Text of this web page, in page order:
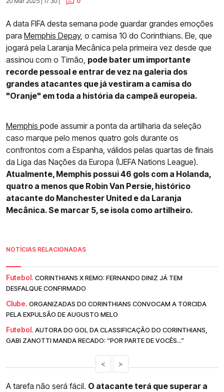
A data FIFA desta semana pode guardar grandes emoções
para Memphis Depay, o camisa 10 do Corinthians. Ele, que
jogará pela Laranja Mecânica pela primeira vez desde que
assinou com o Timão, pode bater um importante
recorde pessoal e entrar de vez na galeria dos
grandes atacantes que já vestiram a camisa do
"Oranje" em toda a história da campeã europeia.
Memphis pode assumir a ponta da artilharia da seleção
caso marque pelo menos quatro gols durante os
confrontos com a Espanha, válidos pelas quartas de finais
da Liga das Nações da Europa (UEFA Nations League).
Atualmente, Memphis possui 46 gols com a Holanda,
quatro a menos que Robin Van Persie, histórico
atacante do Manchester United e da Laranja
Mecânica. Se marcar 5, se isola como artilheiro.
NOTÍCIAS RELACIONADAS
Futebol. CORINTHIANS X REMO: FERNANDO DINIZ JÁ TEM
DESFALQUE CONFIRMADO
Clube. ORGANIZADAS DO CORINTHIANS CONVOCAM A TORCIDA
PELA EXPULSÃO DE AUGUSTO MELO
Futebol. AUTORA DO GOL DA CLASSIFICAÇÃO DO CORINTHIANS,
GABI ZANOTTI MANDA RECADO: “POR PARTE DE VOCÊS...”
< >
A tarefa não será fácil. O atacante terá que superar a